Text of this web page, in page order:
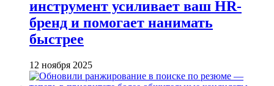
инструмент усиливает ваш HR-
бренд и помогает нанимать
быстрее
12 ноября 2025